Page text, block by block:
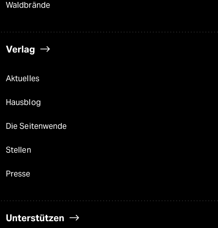
Waldbrände
Verlag
Aktuelles
Hausblog
Die Seitenwende
Stellen
Presse
Unterstützen